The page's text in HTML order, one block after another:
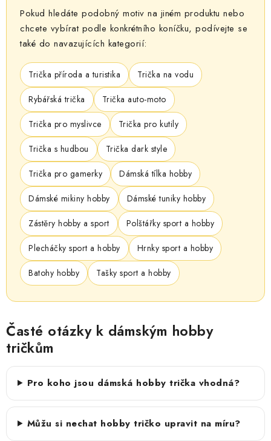
Pokud hledáte podobný motiv na jiném produktu nebo
chcete vybírat podle konkrétního koníčku, podívejte se
také do navazujících kategorií:
Trička příroda a turistika Trička na vodu
Rybářská trička Trička auto-moto
Trička pro myslivce Trička pro kutily
Trička s hudbou Trička dark style
Trička pro gamerky Dámská tílka hobby
Dámské mikiny hobby Dámské tuniky hobby
Zástěry hobby a sport Polštářky sport a hobby
Plecháčky sport a hobby Hrnky sport a hobby
Batohy hobby Tašky sport a hobby
Časté otázky k dámským hobby
tričkům
Pro koho jsou dámská hobby trička vhodná?
Můžu si nechat hobby tričko upravit na míru?